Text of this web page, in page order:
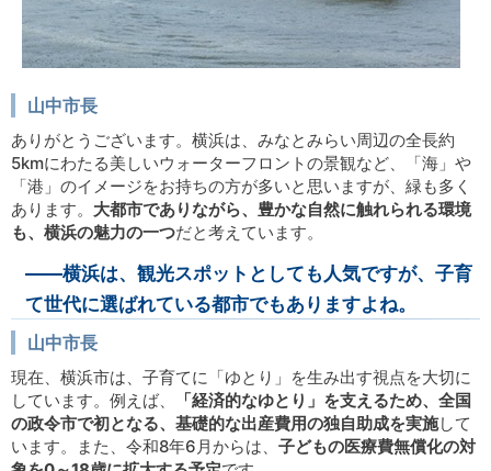
山中市長
ありがとうございます。横浜は、みなとみらい周辺の全長約
5kmにわたる美しいウォーターフロントの景観など、「海」や
「港」のイメージをお持ちの方が多いと思いますが、緑も多く
あります。 大都市でありながら、豊かな自然に触れられる環境
も、横浜の魅力の一つだと考えています。
――横浜は、観光スポットとしても人気ですが、子育
て世代に選ばれている都市でもありますよね。
山中市長
現在、横浜市は、子育てに「ゆとり」を生み出す視点を大切に
しています。例えば、
「経済的なゆとり」を支えるため、全国
の政令市で初となる、基礎的な出産費用の独自助成を実施して
います。また、令和8年6月からは、 子どもの医療費無償化の対